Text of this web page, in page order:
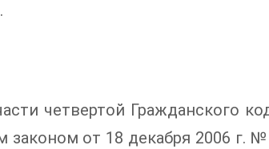
четвертой Гражданского
от 18 декабря 2006 г.